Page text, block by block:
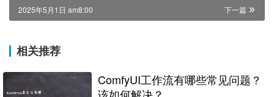
下一篇
2025年5月1日 am8:00
相关推荐
ComfyUI工作流有哪些常见问题？
该如何解决？